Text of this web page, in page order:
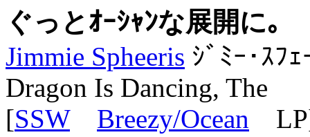
ぐっとｵｰｼｬﾝな展開に｡
Jimmie Spheeris ｼﾞﾐｰ･ｽﾌｪ
Dragon Is Dancing, The
[SSW Breezy/Ocean